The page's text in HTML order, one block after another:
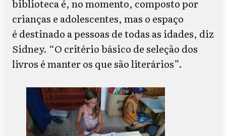
biblioteca é, no momento, composto por
crianças e adolescentes, mas o espaço
é destinado a pessoas de todas as idades, diz
Sidney. “O critério básico de seleção dos
livros é manter os que são literários”.